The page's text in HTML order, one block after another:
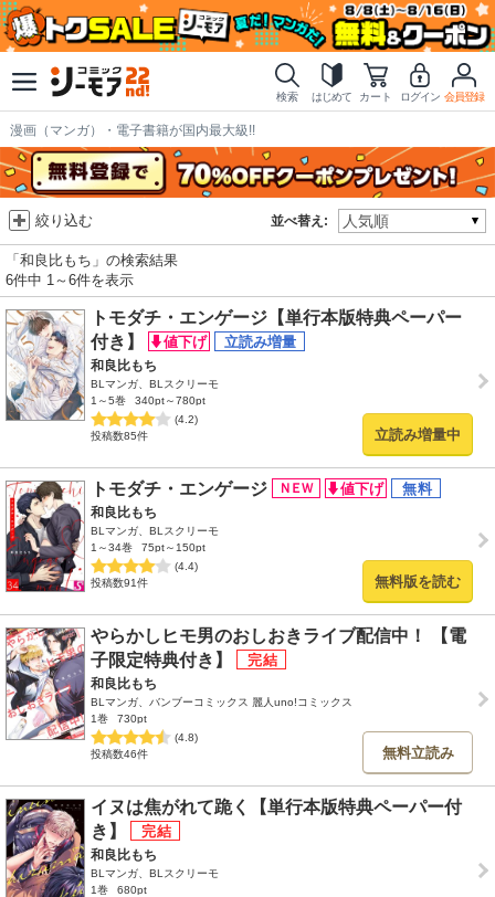
検索 はじめて カート ログイン 会員登録
漫画（マンガ）・電子書籍が国内最大級!!
並べ替え:
絞り込む
「和良比もち」の検索結果
6件中 1～6件を表示
トモダチ・エンゲージ【単行本版特典ペーパー
付き】
和良比もち
BLマンガ、BLスクリーモ
1～5巻
340pt～780pt
(4.2)
投稿数85件
立読み増量中
トモダチ・エンゲージ
和良比もち
BLマンガ、BLスクリーモ
1～34巻
75pt～150pt
(4.4)
投稿数91件
無料版を読む
やらかしヒモ男のおしおきライブ配信中！ 【電
子限定特典付き】
和良比もち
BLマンガ、バンブーコミックス 麗人uno!コミックス
1巻
730pt
(4.8)
投稿数46件
無料立読み
イヌは焦がれて跪く【単行本版特典ペーパー付
き】
和良比もち
BLマンガ、BLスクリーモ
1巻
680pt